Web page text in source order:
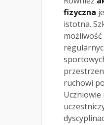
fizyczna
istotna.
ruchowi
Uczniowie